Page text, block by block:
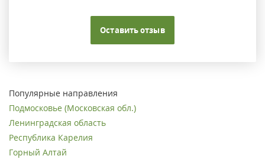
Оставить отзыв
Популярные направления
Подмосковье (Московская обл.)
Ленинградская область
Республика Карелия
Горный Алтай